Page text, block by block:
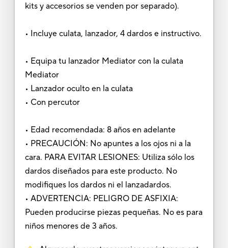
kits y accesorios se venden por separado).
• Incluye culata, lanzador, 4 dardos e instructivo.
• Equipa tu lanzador Mediator con la culata
Mediator
• Lanzador oculto en la culata
• Con percutor
• Edad recomendada: 8 años en adelante
• PRECAUCIÓN: No apuntes a los ojos ni a la
cara. PARA EVITAR LESIONES: Utiliza sólo los
dardos diseñados para este producto. No
modifiques los dardos ni el lanzadardos.
• ADVERTENCIA: PELIGRO DE ASFIXIA:
Pueden producirse piezas pequeñas. No es para
niños menores de 3 años.